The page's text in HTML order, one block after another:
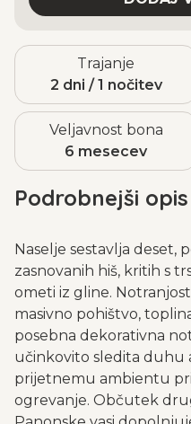
Trajanje
2 dni / 1 nočitev
Veljavnost bona
6 mesecev
Podrobnejši opis
Naselje sestavlja deset,
zasnovanih hiš, kritih s
ometi iz gline.
masivno pohištvo,
posebna dekorativna
učinkovito sledita duhu
prijetnemu ambientu
ogrevanje. Občutek